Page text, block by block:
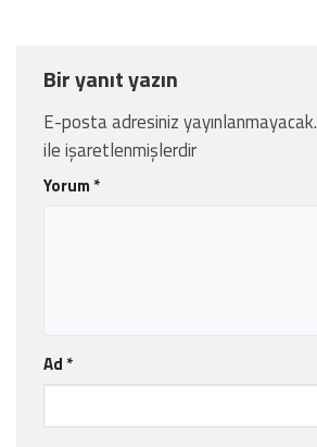
Bir yanıt yazın
E-posta adresiniz yayınlanmayacak.
ile işaretlenmişlerdir
Yorum *
Ad *